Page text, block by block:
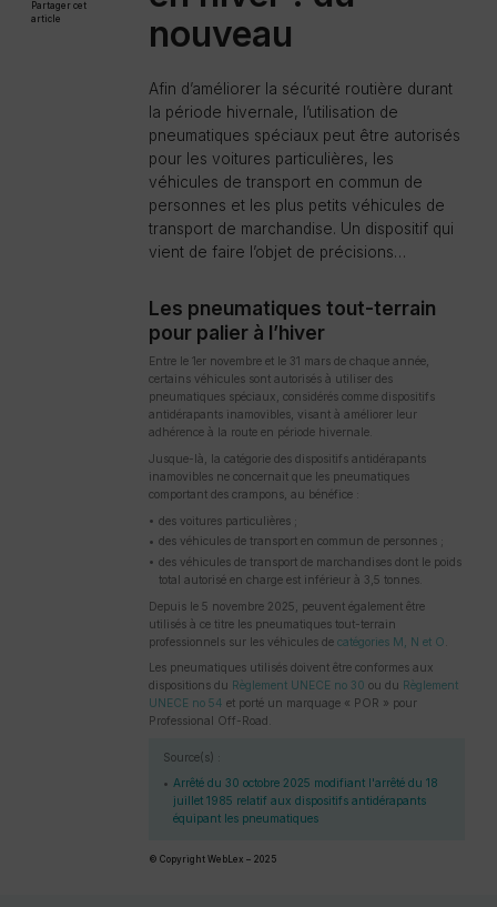
Partager cet
article
nouveau
Afin d’améliorer la sécurité routière durant
la période hivernale, l’utilisation de
pneumatiques spéciaux peut être autorisés
pour les voitures particulières, les
véhicules de transport en commun de
personnes et les plus petits véhicules de
transport de marchandise. Un dispositif qui
vient de faire l’objet de précisions…
Les pneumatiques tout-terrain
pour palier à l’hiver
Entre le 1er novembre et le 31 mars de chaque année,
certains véhicules sont autorisés à utiliser des
pneumatiques spéciaux, considérés comme dispositifs
antidérapants inamovibles, visant à améliorer leur
adhérence à la route en période hivernale.
Jusque-là, la catégorie des dispositifs antidérapants
inamovibles ne concernait que les pneumatiques
comportant des crampons, au bénéfice :
des voitures particulières ;
des véhicules de transport en commun de personnes ;
des véhicules de transport de marchandises dont le poids
total autorisé en charge est inférieur à 3,5 tonnes.
Depuis le 5 novembre 2025, peuvent également être
utilisés à ce titre les pneumatiques tout-terrain
professionnels sur les véhicules decatégories M, N et O
Les pneumatiques utilisés doivent être conformes aux
dispositions du Règlement UNECE no 30 ou du Règlement
UNECE no 54 et porté un marquage « POR » pour
Professional Off-Road.
Source(s) :
Arrêté du 30 octobre 2025 modifiant l'arrêté du 18
juillet 1985 relatif aux dispositifs antidérapants
équipant les pneumatiques
© Copyright WebLex – 2025